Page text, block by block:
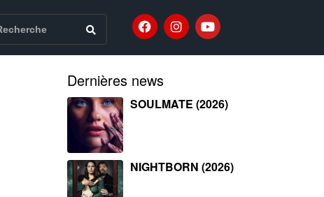
Dernières news
SOULMATE (2026)
NIGHTBORN (2026)